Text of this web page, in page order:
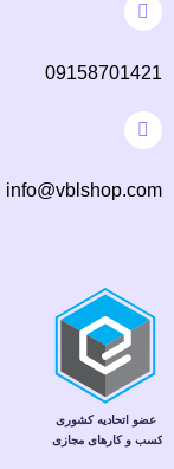
09158701421
info@vblshop.com